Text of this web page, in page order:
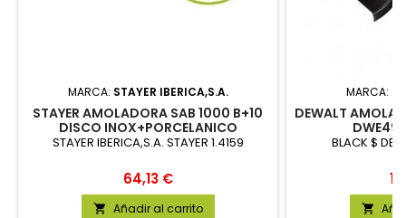
MARCA: STAYER IBERICA,S.A.
STAYER AMOLADORA SAB 1000 B+10
DISCO INOX+PORCELANICO
STAYER IBERICA,S.A. STAYER 1.4159
Precio
64,13 €
 Añadir al carrito
MARCA:
DEWALT
BLACK $
